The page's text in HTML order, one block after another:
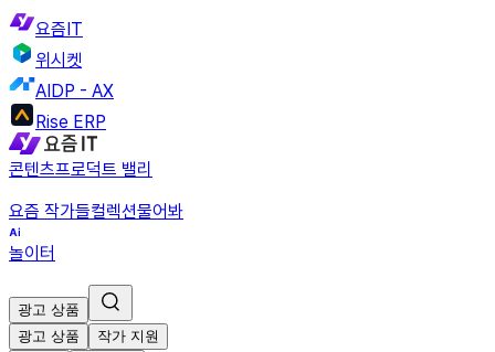
요즘IT
위시켓
AIDP - AX
Rise ERP
콘텐츠프로덕트 밸리
요즘 작가들컬렉션물어봐
놀이터
광고 상품
광고 상품
작가 지원